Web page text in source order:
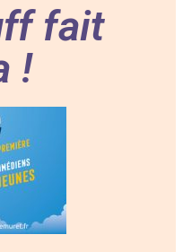
fait
!